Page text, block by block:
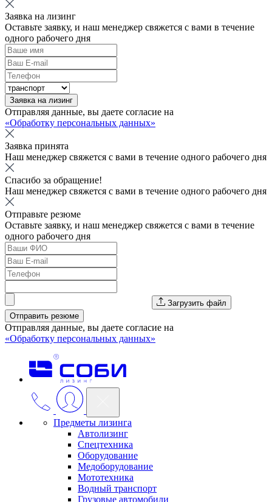
Заявка на лизинг
Оставьте заявку, и наш менеджер свяжется с вами в течение
одного рабочего дня
Заявка на лизинг
Отправляя данные, вы даете согласие на
«Обработку персональных данных»
Заявка принята
Наш менеджер свяжется с вами в течение одного рабочего дня
Спасибо за обращение!
Наш менеджер свяжется с вами в течение одного рабочего дня
Отправьте резюме
Оставьте заявку, и наш менеджер свяжется с вами в течение
одного рабочего дня
Загрузить файл
Отправить резюме
Отправляя данные, вы даете согласие на
«Обработку персональных данных»
Предметы лизинга
Автолизинг
Спецтехника
Оборудование
Медоборудование
Мототехника
Водный транспорт
Грузовые автомобили